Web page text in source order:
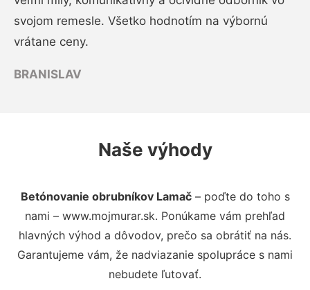
svojom remesle. Všetko hodnotím na výbornú
vrátane ceny.
BRANISLAV
Naše výhody
Betónovanie obrubníkov Lamač– poďte do toho s
nami – www.mojmurar.sk. Ponúkame vám prehľad
hlavných výhod a dôvodov, prečo sa obrátiť na nás.
Garantujeme vám, že nadviazanie spolupráce s nami
nebudete ľutovať.